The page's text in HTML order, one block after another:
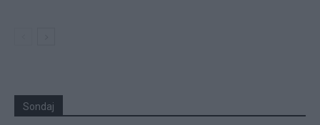
Sondaj